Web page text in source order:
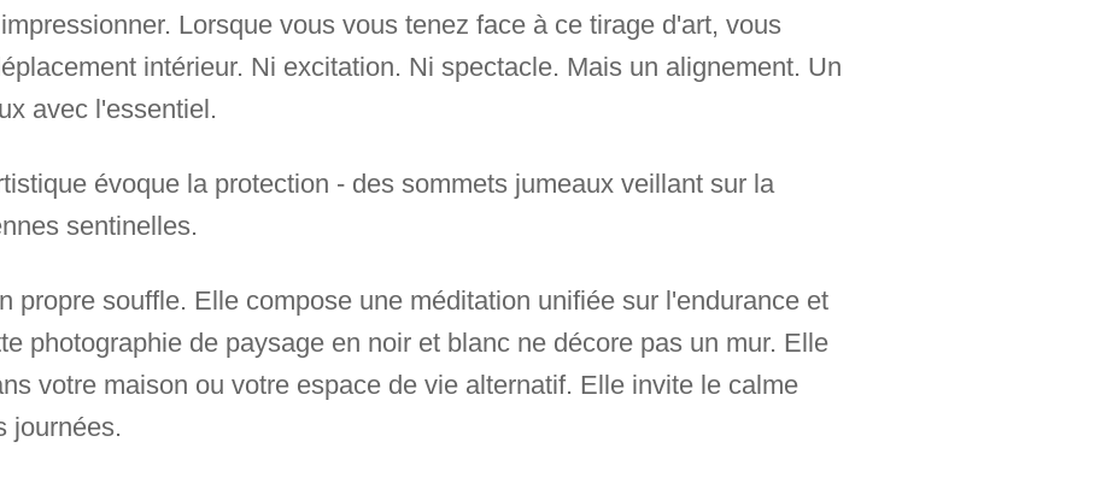
Lorsque vous vous tenez face à ce tirage d'art, vous
intérieur. Ni excitation. Ni spectacle. Mais un alignement. Un
avec l'essentiel.
évoque la protection - des sommets jumeaux veillant sur la
sentinelles.
propre souffle. Elle compose une méditation unifiée sur l'endurance et
photographie de paysage en noir et blanc ne décore pas un mur. Elle
votre maison ou votre espace de vie alternatif. Elle invite le calme
journées.